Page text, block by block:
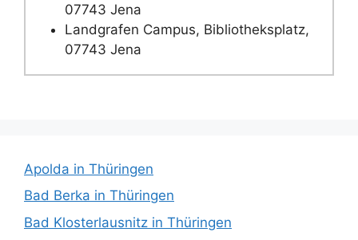
07743 Jena
Landgrafen Campus, Bibliotheksplatz,
07743 Jena
Apolda in Thüringen
Bad Berka in Thüringen
Bad Klosterlausnitz in Thüringen